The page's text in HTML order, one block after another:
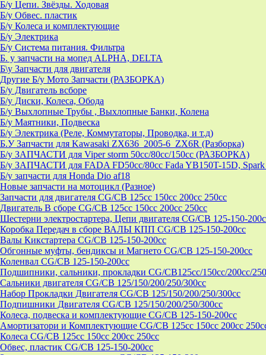
Б/у Цепи. Звёзды. Ходовая
Б/у Обвес. пластик
Б/у Колеса и комплектующие
Б/у Электрика
Б/у Система питания. Фильтра
Б. у запчасти на мопед ALPHA, DELTA
Б\у Запчасти для двигателя
Другие Б/у Мото Запчасти (РАЗБОРКА)
Б/у Двигатель всборе
Б/у Диски, Колеса, Обода
Б/у Выхлопные Трубы , Выхлопные Банки, Колена
Б/у Маятники, Подвеска
Б/у Электрика (Реле, Коммутаторы, Проводка, и т.д)
Б.У Запчасти для Kawasaki ZX636_2005-6_ZX6R (Разборка)
Б/у ЗАПЧАСТИ для Viper storm 50cc/80cc/150cc (РАЗБОРКА)
Б/у ЗАПЧАСТИ для FADA FD50cc/80cc Fada YB150T-15D, Spark
Б/у запчасти для Honda Dio af18
Новые запчасти на мотоцикл (Разное)
Запчасти для двигателя CG/CB 125cc 150cc 200cc 250cc
Двигатель В сборе CG/CB 125cc 150cc 200cc 250cc
Шестерни электростартера, Цепи двигателя CG/CB 125-150-
Коробка Передач в сборе ВАЛЫ КПП CG/CB 125-150-200cc
Валы Кикстартера CG/CB 125-150-200cc
Обгонные муфты, бендиксы и Магнето CG/CB 125-150-200cc
Коленвал CG/CB 125-150-200cc
Подшипники, сальники, прокладки CG/CB125сс/150cc/200cc/
Сальники двигателя CG/CB 125/150/200/250/300cc
Набор Прокладки Двигателя CG/CB 125/150/200/250/300cc
Подпишники Двигателя CG/CB 125/150/200/250/300cc
Колеса, подвеска и комплектующие CG/CB 125-150-200cc
Амортизатори и Комплектующие CG/CB 125cc 150cc 200cc
Колеса CG/CB 125cc 150cc 200cc 250cc
Обвес, пластик CG/CB 125-150-200cc